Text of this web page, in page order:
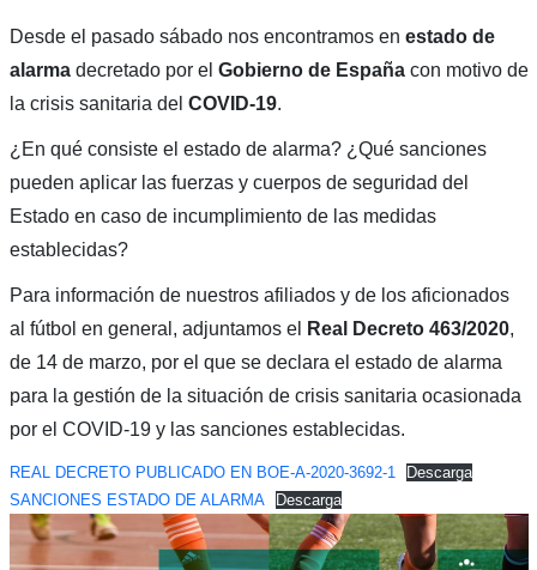
Desde el pasado sábado nos encontramos en estado de
alarmadecretado por el Gobierno de España con motivo de
la crisis sanitaria del COVID-19.
¿En qué consiste el estado de alarma? ¿Qué sanciones
pueden aplicar las fuerzas y cuerpos de seguridad del
Estado en caso de incumplimiento de las medidas
establecidas?
Para información de nuestros afiliados y de los aficionados
al fútbol en general, adjuntamos el
Real Decreto 463/2020,
de 14 de marzo, por el que se declara el estado de alarma
para la gestión de la situación de crisis sanitaria ocasionada
por el COVID-19 y las sanciones establecidas.
REAL DECRETO PUBLICADO EN BOE-A-2020-3692-1
Descarga
SANCIONES ESTADO DE ALARMA
Descarga